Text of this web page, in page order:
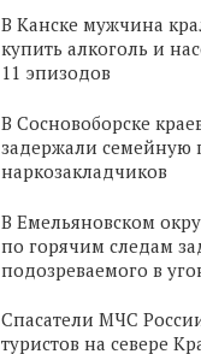
В Канске мужчина
купить алкоголь и
11 эпизодов
В Сосновоборске
задержали семейную
наркозакладчиков
В Емельяновском
по горячим следам
подозреваемого в
Спасатели МЧС
туристов на севере